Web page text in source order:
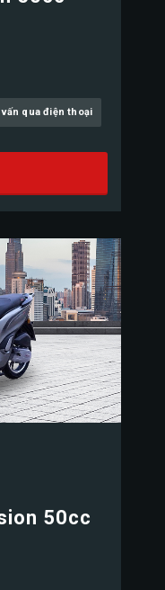
qua điện thoại
50cc